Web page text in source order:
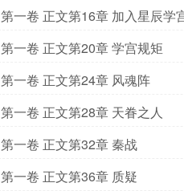
第一卷 正文第16章 加入星辰学
第一卷 正文第20章 学宫规矩
第一卷 正文第24章 风魂阵
第一卷 正文第28章 天眷之人
第一卷 正文第32章 秦战
第一卷 正文第36章 质疑